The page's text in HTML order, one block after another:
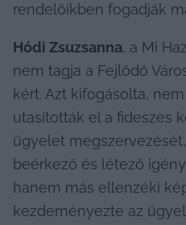
rendelőikben fogadják
Hódi Zsuzsanna, a Mi
nem tagja a Fejlődő
kért. Azt kifogásolta,
utasították el a fideszes
ügyelet
beérkező és létező
hanem más ellenzéki
kezdeményezte az